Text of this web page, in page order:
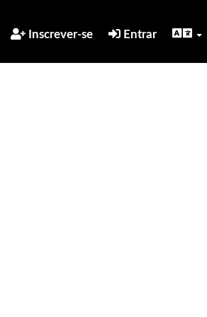
Inscrever-se Entrar